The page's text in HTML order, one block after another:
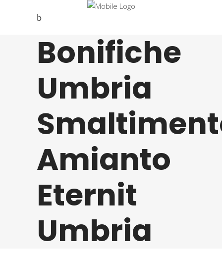
Bonifiche
Umbria
Amianto
Eternit
Umbria